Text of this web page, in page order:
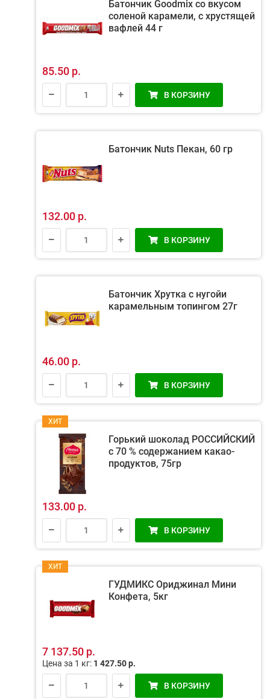
Батончик Goodmix со вкусом
соленой карамели, с хрустящей
вафлей 44 г
85.50 р.
В КОРЗИНУ
Батончик Nuts Пекан, 60 гр
132.00 р.
В КОРЗИНУ
Батончик Хрутка с нугойи
карамельным топингом 27г
46.00 р.
В КОРЗИНУ
ХИТ
Горький шоколад РОССИЙСКИЙ
с 70 % содержанием какао-
продуктов, 75гр
133.00 р.
В КОРЗИНУ
ХИТ
ГУДМИКС Ориджинал Мини
Конфета, 5кг
7 137.50 р.
Цена за 1 кг: 1 427.50 р.
В КОРЗИНУ